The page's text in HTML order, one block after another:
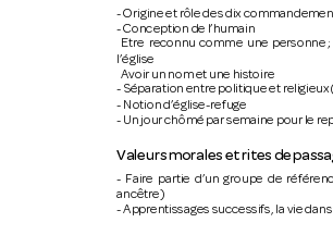
- Origine et rôle des dix
- Conception de l’humain
  Etre  reconnu
comme  une personne
l’église
  Avoir un nom et une histoire
- Séparation entre politique et
- Notion d’église-refuge
- Un jour chômé par semaine pour le
Valeurs morales et rites de
-  Faire partie  d’un groupe  de
ancêtre)
- Apprentissages successifs, la vie